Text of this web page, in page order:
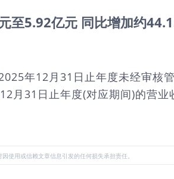
至5.92亿元 同比增加约
年12月31日止年度未经审核
月31日止年度(对应期间)的营
使用或信赖文章信息引发的任何损失承担责任。